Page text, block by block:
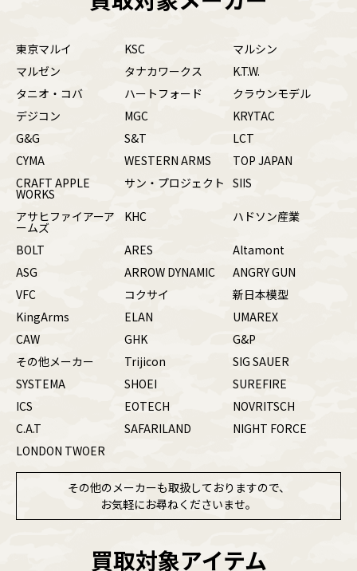
東京マルイ KSC
マルシン
マルゼン
タナカワークス
K.T.W.
タニオ・コバ
ハートフォード
クラウンモデル
デジコン
MGC
KRYTAC
G&G
S&T
LCT
CYMA
WESTERN ARMS
TOP JAPAN
CRAFT APPLE
WORKS
サン・プロジェクト SIIS
アサヒファイアーア
ームズ
KHC ハドソン産業
BOLT ARES
Altamont
ASG
ARROW DYNAMIC
ANGRY GUN
VFC
コクサイ
新日本模型
KingArms
ELAN
UMAREX
CAW
GHK
G&P
その他メーカー
Trijicon
SIG SAUER
SYSTEMA
SHOEI
SUREFIRE
ICS
EOTECH
NOVRITSCH
C.A.T
SAFARILAND
NIGHT FORCE
LONDON TWOER
その他のメーカーも取扱しておりますので、
お気軽にお尋ねくださいませ。
買取対象アイテム